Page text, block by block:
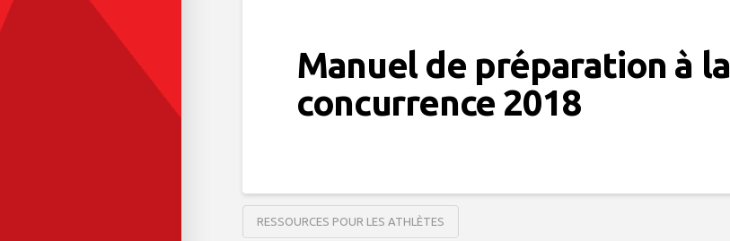
Manuel de préparation à la
concurrence 2018
RESSOURCES POUR LES ATHLÈTES